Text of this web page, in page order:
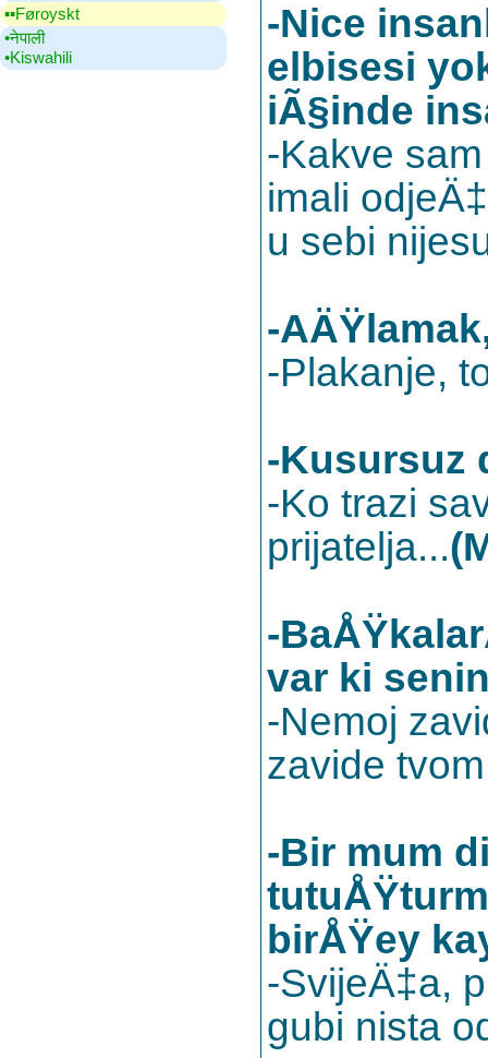
▪▪‎Føroyskt
•‎नेपाली
•‎Kiswahili
-Nice
elbisesi
iÃ§inde
-Kakve
imali
u sebi
-
-Plakanje,
-Kusursuz
-Ko trazi
prijatelja...
-
var ki
-Nemoj
zavide
-Bir mum
birÅŸey
-SvijeÄ‡a,
gubi nista